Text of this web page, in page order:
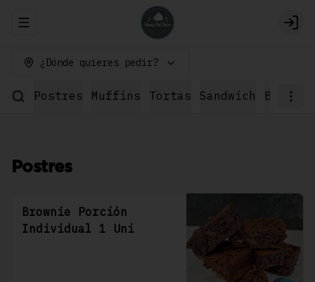
Abrir menu de navegación
¿Dónde quieres pedir?
Postres Muffins Tortas Sandwich
Postres
Brownie Porción
Individual 1 Uni